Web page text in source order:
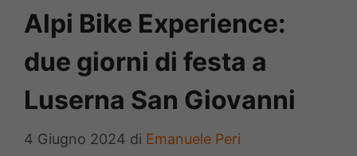
Alpi Bike Experience:
due giorni di festa a
Luserna San Giovanni
4 Giugno 2024 di Emanuele Peri